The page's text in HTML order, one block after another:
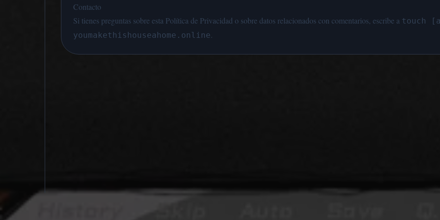
Contacto
Si tienes preguntas sobre esta Política de Privacidad o sobre datos relacionados con comentarios, escribe a touch
youmakethishouseahome.online